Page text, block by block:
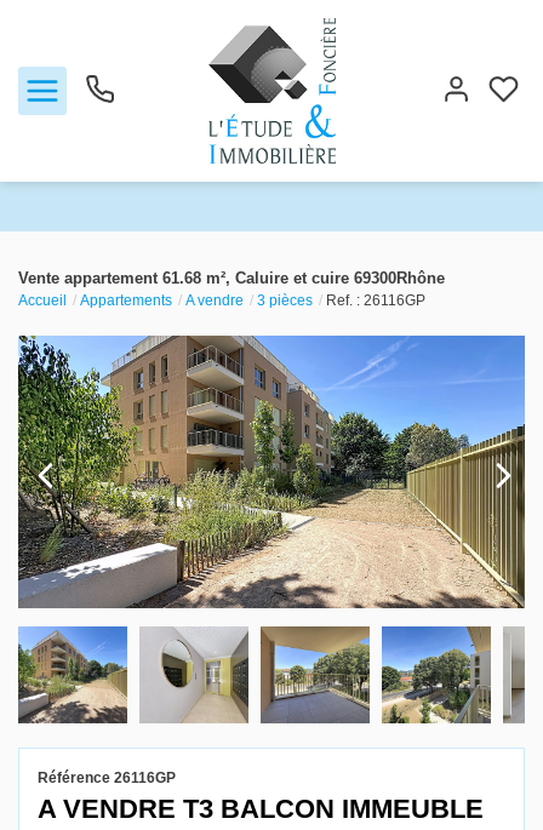
Biens vendus
Locations
Estimation
Gestion locative
Vente appartement 61.68 m², Caluire et cuire 69300Rhône
Accueil Appartements A vendre 3 pièces Ref. : 26116GP
Référence 26116GP
A VENDRE T3 BALCON IMMEUBLE